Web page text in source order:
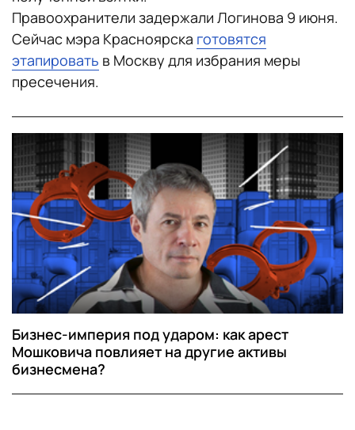
Правоохранители задержали Логинова 9 июня.
Сейчас мэра Красноярска готовятся
этапировать в Москву для избрания меры
пресечения.
Бизнес-империя под ударом: как арест
Мошковича повлияет на другие активы
бизнесмена?